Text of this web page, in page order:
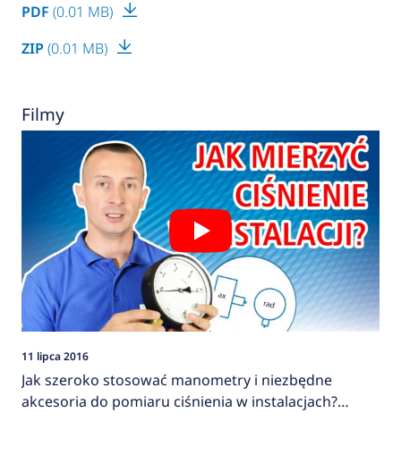
PDF (0.01 MB)
ZIP (0.01 MB)
Filmy
11 lipca 2016
Jak szeroko stosować manometry i niezbędne
akcesoria do pomiaru ciśnienia w instalacjach?